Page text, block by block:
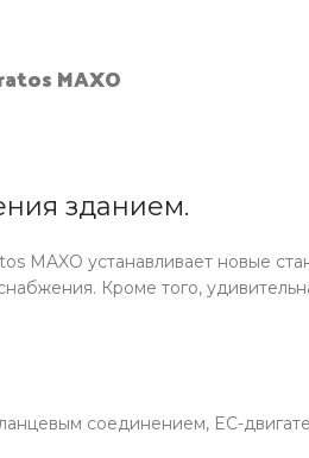
MAXO
зданием.
MAXO устанавливает новые
Кроме того,
соединением, EC-